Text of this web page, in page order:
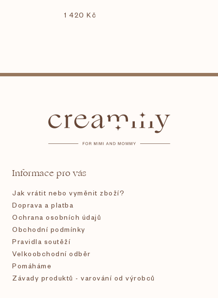
1 420 Kč
Informace pro vás
Jak vrátit nebo vyměnit zboží?
Doprava a platba
Ochrana osobních údajů
Obchodní podmínky
Pravidla soutěží
Velkoobchodní odběr
Pomáháme
Závady produktů - varování od výrobců